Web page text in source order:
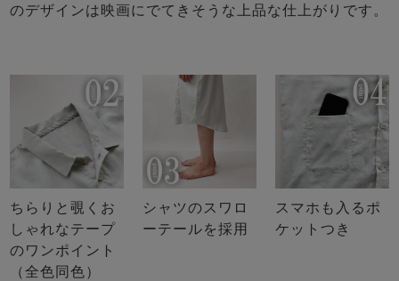
のデザインは映画にでてきそうな上品な仕上がりです。
ちらりと覗くお
しゃれなテープ
のワンポイント
（全色同色）
シャツのスワロ
ーテールを採用
スマホも入るポ
ケットつき